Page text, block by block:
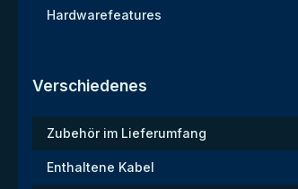
Hardwarefeatures
Verschiedenes
Zubehör im Lieferumfang
Enthaltene Kabel